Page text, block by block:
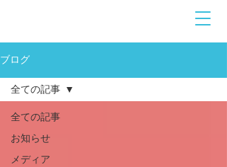
ブログ
全ての記事
お知らせ
メディア
全ての記事